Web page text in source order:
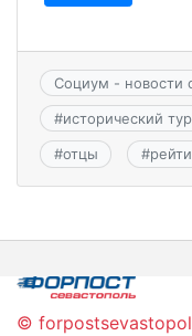
Социум - новости
#исторический
#отцы #
©